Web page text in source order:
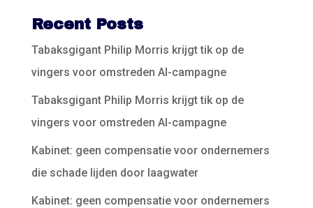
Recent Posts
Tabaksgigant Philip Morris krijgt tik op de
vingers voor omstreden AI-campagne
Tabaksgigant Philip Morris krijgt tik op de
vingers voor omstreden AI-campagne
Kabinet: geen compensatie voor ondernemers
die schade lijden door laagwater
Kabinet: geen compensatie voor ondernemers